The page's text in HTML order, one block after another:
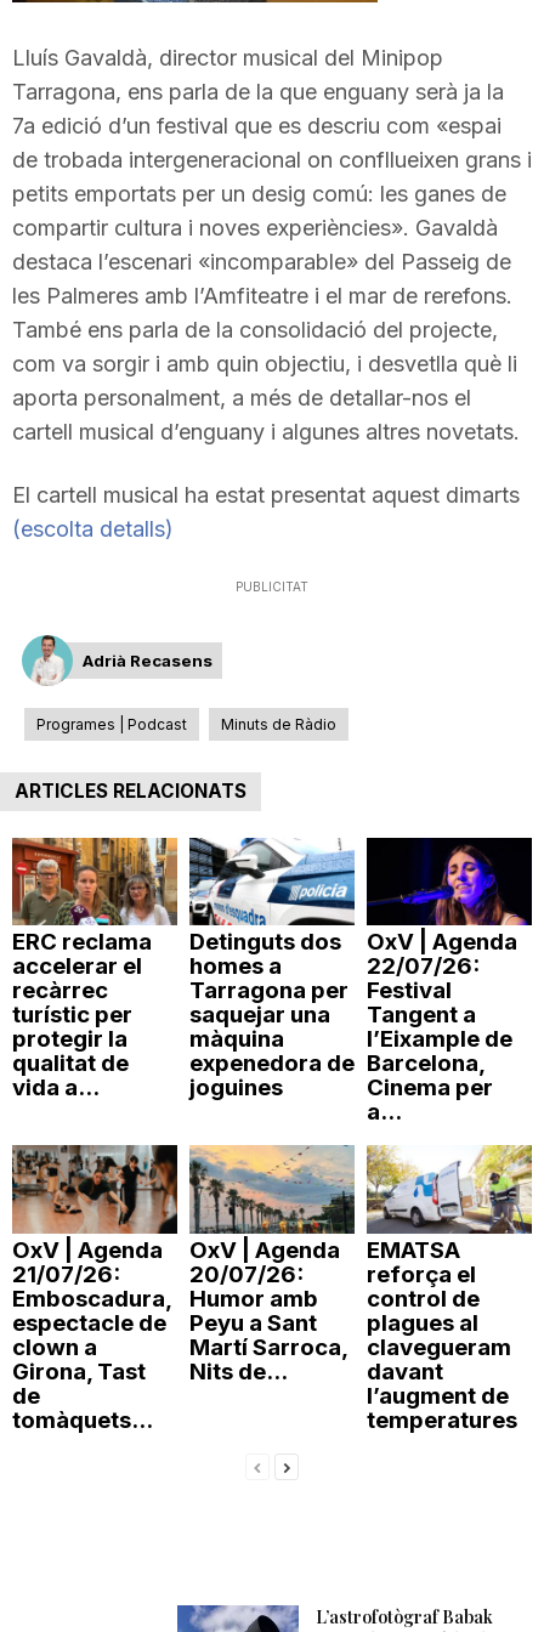
a
r
r
a
o
a
Lluís Gavaldà, director musical del Minipop
Tarragona, ens parla de la que enguany serà ja la
7a edició d’un festival que es descriu com «espai
de trobada intergeneracional on confllueixen grans i
petits emportats per un desig comú: les ganes de
compartir cultura i noves experiències». Gavaldà
destaca l’escenari «incomparable» del Passeig de
les Palmeres amb l’Amfiteatre i el mar de rerefons.
També ens parla de la consolidació del projecte,
com va sorgir i amb quin objectiu, i desvetlla què li
aporta personalment, a més de detallar-nos el
cartell musical d’enguany i algunes altres novetats.
El cartell musical ha estat presentat aquest dimarts
(escolta detalls)
PUBLICITAT
Adrià Recasens
Programes | Podcast Minuts de Ràdio
ARTICLES RELACIONATS
ERC reclama
accelerar el
recàrrec
turístic per
protegir la
qualitat de
vida a...
Detinguts dos
homes a
Tarragona per
saquejar una
màquina
expenedora de
joguines
OxV | Agenda
22/07/26:
Festival
Tangent a
l’Eixample de
Barcelona,
Cinema per
a...
OxV | Agenda
21/07/26:
Emboscadura,
espectacle de
clown a
Girona, Tast
de
tomàquets...
OxV | Agenda
20/07/26:
Humor amb
Peyu a Sant
Martí Sarroca,
Nits de...
EMATSA
reforça el
control de
plagues al
clavegueram
davant
l’augment de
temperatures